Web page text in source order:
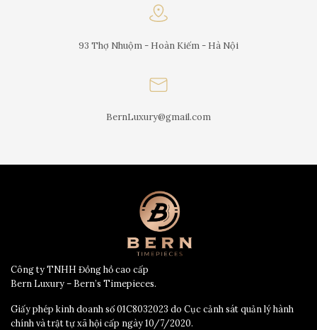
93 Thợ Nhuộm - Hoàn Kiếm - Hà Nội
BernLuxury@gmail.com
Công ty TNHH Đồng hồ cao cấp
Bern Luxury – Bern’s Timepieces.
Giấy phép kinh doanh số 01C8032023 do Cục cảnh sát quản lý hành
chính và trật tự xã hội cấp ngày 10/7/2020.